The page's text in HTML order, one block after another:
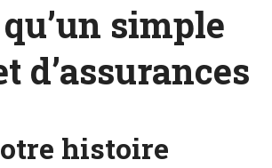
simple
d’assurances
histoire